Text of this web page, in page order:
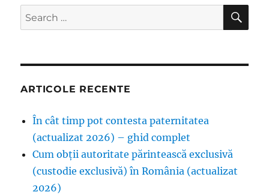
Search
for:
ARTICOLE RECENTE
În cât timp pot contesta paternitatea
(actualizat 2026) – ghid complet
Cum obții autoritate părintească exclusivă
(custodie exclusivă) în România (actualizat
2026)